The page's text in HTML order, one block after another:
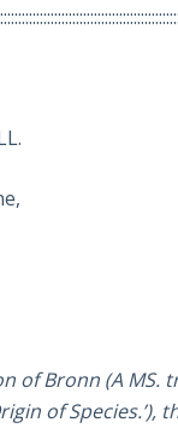
of Bronn (A
of